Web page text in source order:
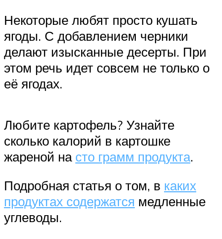
Некоторые любят просто кушать
ягоды. С добавлением черники
делают изысканные десерты. При
этом речь идет совсем не только о
её ягодах.
Любите картофель? Узнайте
сколько калорий в картошке
жареной на сто грамм продукта.
Подробная статья о том, в каких
продуктах содержатся медленные
углеводы.